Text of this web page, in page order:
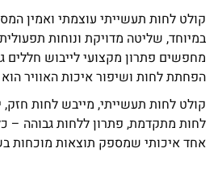
קולט לחות תעשייתי עוצמתי ואמין
במיוחד, שליטה מדויקת ונוחות
מחפשים פתרון מקצועי לייבוש חללים
הפחתת לחות ושיפור איכות האוויר
קולט לחות תעשייתי, מייבש לחות
לחות מתקדמת, פתרון ללחות גבוהה –
אחד איכותי שמספק תוצאות מוכחות